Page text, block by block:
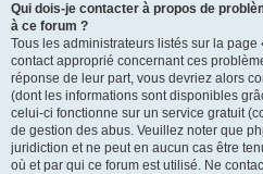
Qui dois-je contacter à propos de
à ce forum ?
Tous les administrateurs listés sur la page
contact approprié concernant ces
réponse de leur part, vous devriez alors
(dont les informations sont disponibles
celui-ci fonctionne sur un service gratuit
de gestion des abus. Veuillez noter que
juridiction et ne peut en aucun cas être
où et par qui ce forum est utilisé. Ne